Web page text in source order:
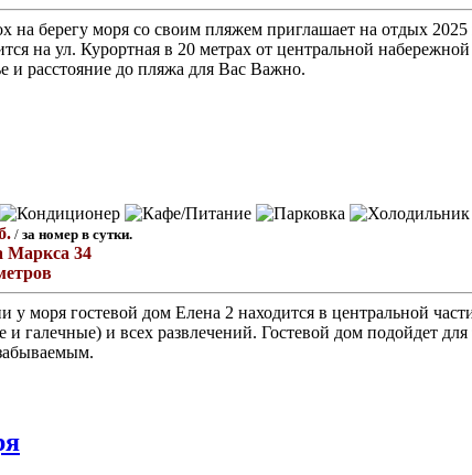
на берегу моря со своим пляжем приглашает на отдых
на ул. Курортная в 20 метрах от центральной
и расстояние до пляжа для Вас Важно.
/ за номер в сутки.
Маркса 34
моря гостевой дом Елена 2 находится в центральной
галечные) и всех развлечений. Гостевой дом подойдет